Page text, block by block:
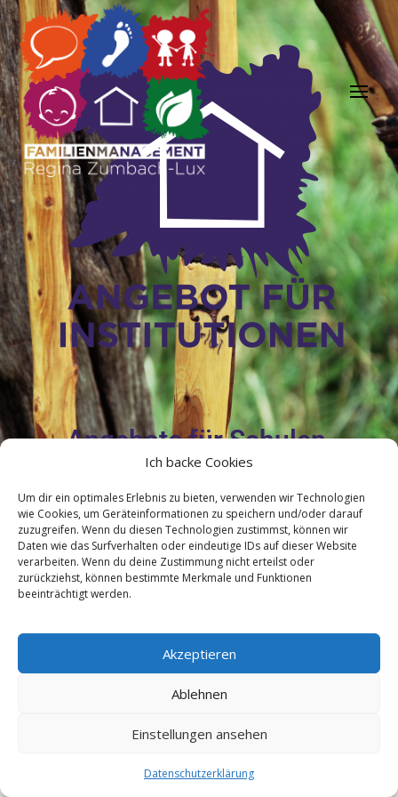
Ich backe Cookies
Um dir ein optimales Erlebnis zu bieten, verwenden wir Technologien
wie Cookies, um Geräteinformationen zu speichern und/oder darauf
zuzugreifen. Wenn du diesen Technologien zustimmst, können wir
Daten wie das Surfverhalten oder eindeutige IDs auf dieser Website
verarbeiten. Wenn du deine Zustimmung nicht erteilst oder
zurückziehst, können bestimmte Merkmale und Funktionen
beeinträchtigt werden.
Akzeptieren
Ablehnen
Einstellungen ansehen
Datenschutzerklärung
Angebote für Schulen,
Kindergärten & ähnliche
Institutionen
Ferienprogramm
luctus nec ullamcorper mattis, pulvinar dapibus leo.
IMPRESSUM